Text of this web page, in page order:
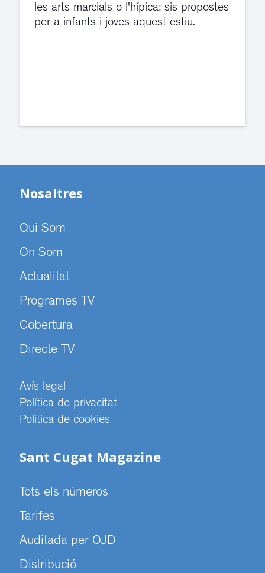
El servei de guàrdia i el jutjat de
violència de gènere s'han traslladat a
Nosaltres
Qui Som
On Som
Actualitat
Programes TV
Cobertura
Directe TV
Avís legal
Política de privacitat
Politica de cookies
Sant Cugat Magazine
Tots els números
Tarifes
Auditada per OJD
Distribució